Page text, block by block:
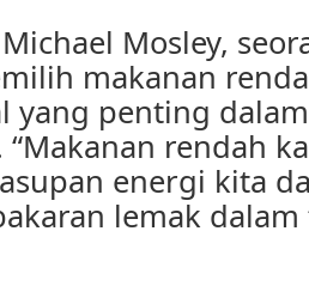
Mosley,
makanan
yang penting
“Makanan rendah
energi kita
lemak dalam